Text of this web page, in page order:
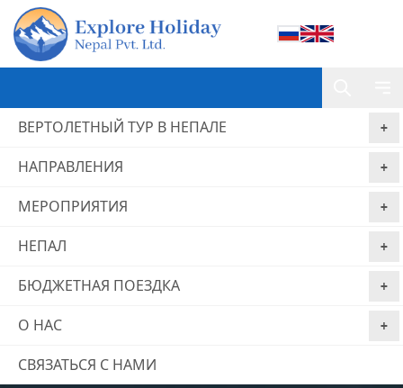
ВЕРТОЛЕТНЫЙ ТУР В НЕПАЛЕ
НАПРАВЛЕНИЯ
МЕРОПРИЯТИЯ
НЕПАЛ
БЮДЖЕТНАЯ ПОЕЗДКА
О НАС
СВЯЗАТЬСЯ С НАМИ
Треккинг в регионе
Канченджанга